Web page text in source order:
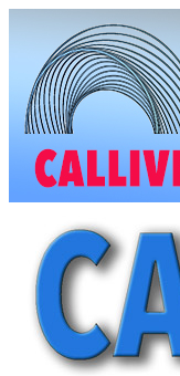
contenuto